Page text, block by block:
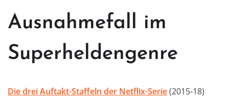
Ausnahmefall im
Superheldengenre
Die drei Auftakt-Staffeln der Netflix-Serie(2015-18)